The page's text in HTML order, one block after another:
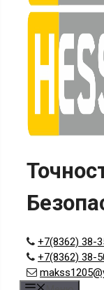
+7(8362) 38-
+7(8362) 38-